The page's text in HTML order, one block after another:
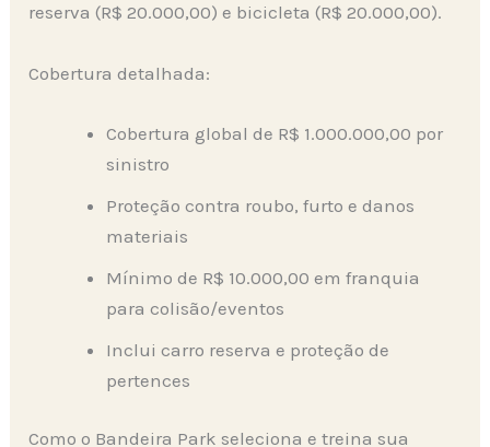
reserva (R$ 20.000,00) e bicicleta (R$ 20.000,00).
Cobertura detalhada:
Cobertura global de R$ 1.000.000,00 por
sinistro
Proteção contra roubo, furto e danos
materiais
Mínimo de R$ 10.000,00 em franquia
para colisão/eventos
Inclui carro reserva e proteção de
pertences
Como o Bandeira Park seleciona e treina sua